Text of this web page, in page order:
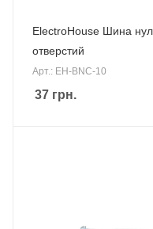
ElectroHouse Шина
отверстий
Арт.: EH-BNC-10
37 грн.